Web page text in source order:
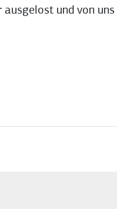
und von